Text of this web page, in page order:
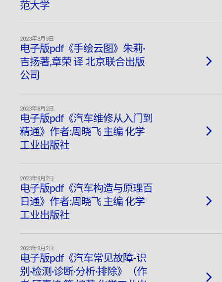
范大学
2023年8月3日
电子版pdf《手绘云图》朱莉·
吉扬著,章荣 译 北京联合出版
公司
2023年8月2日
电子版pdf《汽车维修从入门到
精通》作者:周晓飞 主编 化学
工业出版社
2023年8月2日
电子版pdf《汽车构造与原理百
日通》作者:周晓飞 主编 化学
工业出版社
2023年8月2日
电子版pdf《汽车常见故障-识
别·检测·诊断·分析·排除》（作